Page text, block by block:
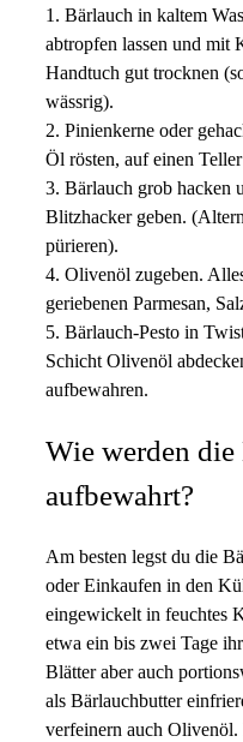
1. Bärlauch in kaltem
abtropfen lassen und mit
Handtuch gut trocknen
wässrig).
2. Pinienkerne oder
Öl rösten, auf einen
3. Bärlauch grob hacken
Blitzhacker geben.
pürieren).
4. Olivenöl zugeben.
geriebenen Parmesan,
5. Bärlauch-Pesto in
Schicht Olivenöl
aufbewahren.
Wie werden
aufbewahrt?
Am besten legst du die
oder Einkaufen in den
eingewickelt in feuchtes
etwa ein bis zwei Tage
Blätter aber auch
als Bärlauchbutter
verfeinern auch Olivenöl.